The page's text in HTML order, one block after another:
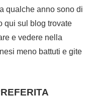
qualche anno sono di
qui sul blog trovate
e vedere nella
meno battuti e gite